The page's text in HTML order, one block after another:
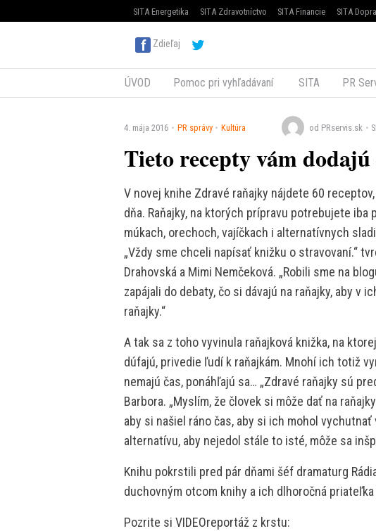
SITA Energetika SITA Zdravotníctvo SITA Financie SITA
Zdieľaj
ÚVOD Pomoc pri vyhľadávaní SITA PR
4. mája 2016 PR správy Kultúra od PRservis.sk
Tieto recepty vám
V novej knihe Zdravé raňajky nájdete 60
dňa. Raňajky, na ktorých prípravu potrebujete
múkach, orechoch, vajíčkach i alternatívnych
„Vždy sme chceli napísať knižku o stravovaní.“
Drahovská a Mimi Nemčeková. „Robili sme na
zapájali do debaty, čo si dávajú na raňajky, aby v
raňajky.“
A tak sa z toho vyvinula raňajková knižka, na
dúfajú, privedie ľudí k raňajkám. Mnohí ich totiž
nemajú čas, ponáhľajú sa… „Zdravé raňajky sú
Barbora. „Myslím, že človek si môže dať na
aby si našiel ráno čas, aby si ich mohol
alternatívu, aby nejedol stále to isté, môže sa
Knihu pokrstili pred pár dňami šéf dramaturg
duchovným otcom knihy a ich dlhoročná priateľka
Pozrite si VIDEOreportáž z krstu: